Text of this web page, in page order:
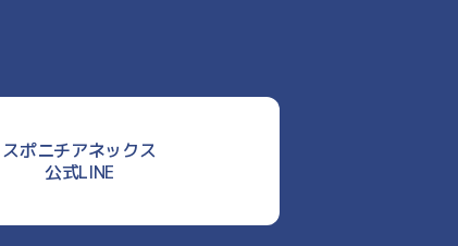
スポニチアネックス
公式LINE